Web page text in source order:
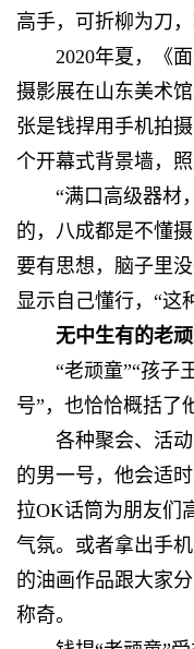
高手，可折柳为刀，
2020年夏，《
摄影展在山东美术
张是钱捍用手机拍
个开幕式背景墙，
“满口高级器材
的，八成都是不懂
要有思想，脑子里
显示自己懂行，“这
无中生有的老
“老顽童”“孩子
号”，也恰恰概括了
各种聚会、活
的男一号，他会适
拉OK话筒为朋友们
气氛。或者拿出手
的油画作品跟大家
称奇。